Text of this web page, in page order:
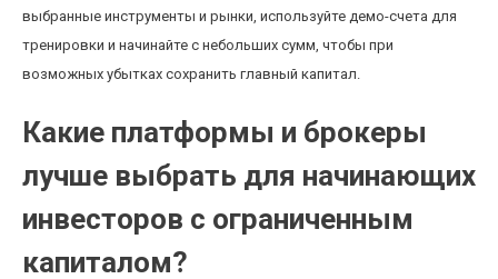
выбранные инструменты и рынки, используйте демо-счета для
тренировки и начинайте с небольших сумм, чтобы при
возможных убытках сохранить главный капитал.
Какие платформы и брокеры
лучше выбрать для начинающих
инвесторов с ограниченным
капиталом?